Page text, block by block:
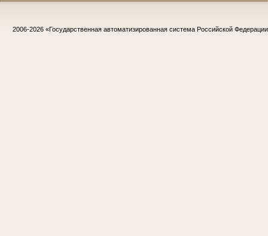
2006-2026 «Государственная автоматизированная система Российской